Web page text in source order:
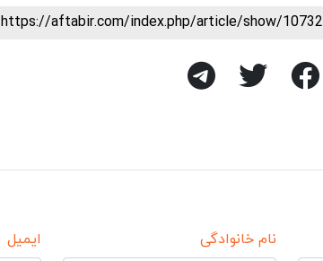
https://aftabir.com/index.php/article/show/10732
نام خانوادگی ایمیل